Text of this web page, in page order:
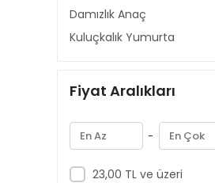
Damızlık Anaç
Kuluçkalık Yumurta
Fiyat Aralıkları
-
23,00 TL ve üzeri